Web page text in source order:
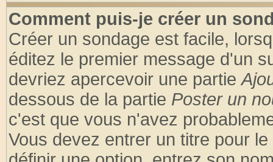
Comment puis-je créer un
Créer un sondage est facile,
éditez le premier message d'un
devriez apercevoir une partie
dessous de la partie Poster un
c'est que vous n'avez
Vous devez entrer un titre pour